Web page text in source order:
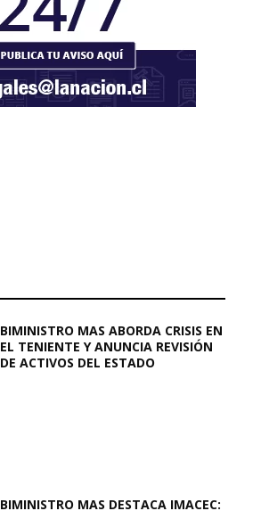
BIMINISTRO MAS ABORDA CRISIS EN
EL TENIENTE Y ANUNCIA REVISIÓN
DE ACTIVOS DEL ESTADO
BIMINISTRO MAS DESTACA IMACEC: